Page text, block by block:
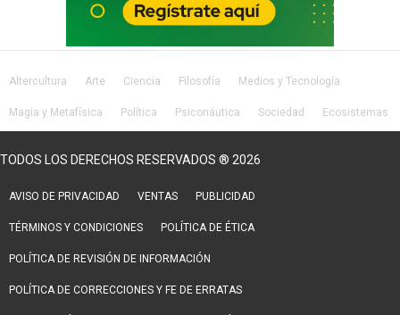
Altercultura Arte Ciencia Filosofía Medios y Tecnología
Magia y Metafísica Política Psiconáutica Sociedad Ecosistemas
TODOS LOS DERECHOS RESERVADOS ® 2026
AVISO DE PRIVACIDAD VENTAS PUBLICIDAD
TÉRMINOS Y CONDICIONES POLÍTICA DE ÉTICA
POLÍTICA DE REVISIÓN DE INFORMACIÓN
POLÍTICA DE CORRECCIONES Y FE DE ERRATAS